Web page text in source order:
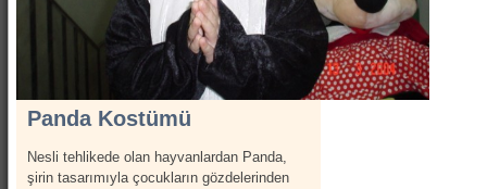
Show Kostümleri
Canlı Heykel Kostümleri
Hizmetlerimiz
İletişim
Panda Kostümü
Nesli tehlikede olan hayvanlardan Panda,
şirin tasarımıyla çocukların gözdelerinden